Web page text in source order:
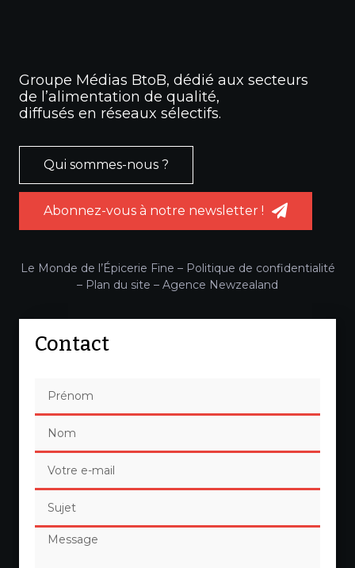
Groupe Médias BtoB, dédié aux secteurs
de l’alimentation de qualité,
diffusés en réseaux sélectifs.
Qui sommes-nous ?
Abonnez-vous à notre newsletter !
Le Monde de l’Épicerie Fine – Politique de confidentialité
– Plan du site – Agence Newzealand
Contact